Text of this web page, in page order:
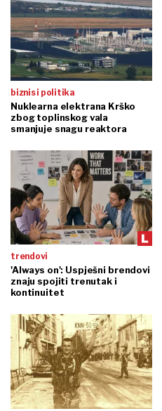
biznis i politika
Nuklearna elektrana Krško
zbog toplinskog vala
smanjuje snagu reaktora
trendovi
'Always on': Uspješni brendovi
znaju spojiti trenutak i
kontinuitet